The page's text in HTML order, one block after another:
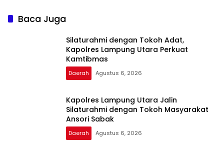
Baca Juga
Silaturahmi dengan Tokoh Adat,
Kapolres Lampung Utara Perkuat
Kamtibmas
Daerah Agustus 6, 2026
Kapolres Lampung Utara Jalin
Silaturahmi dengan Tokoh Masyarakat
Ansori Sabak
Daerah Agustus 6, 2026